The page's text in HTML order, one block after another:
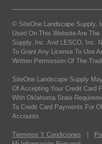
© SiteOne Landscape Supply,
Used On This Website Are
Supply, Inc. And LESCO, Inc.
To Grant Any License To Use
Written Permission Of The
SiteOne Landscape Supply
Of Accepting Your Credit Card
With Oklahoma State
To Credit Card Payments For
Accounts.
Términos Y Condiciones